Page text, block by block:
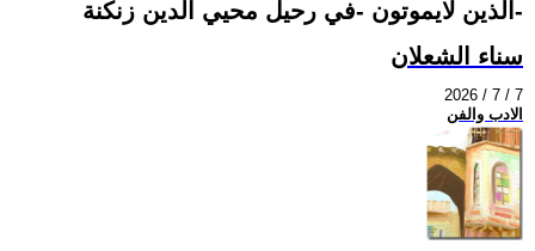
الذين لايموتون -في رحيل محيي الدين زنكنة-
سناء الشعلان
2026 / 7 / 7
الادب والفن